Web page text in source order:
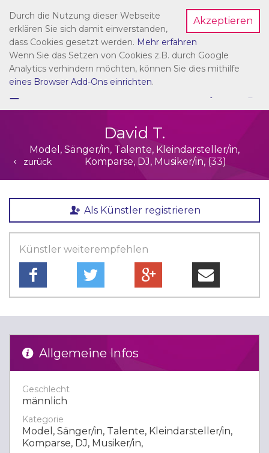
Dein Account
☰
David T.
zurück
Model, Sänger/in, Talente, Kleindarsteller/in,
Komparse, DJ, Musiker/in, (33)
Als Künstler registrieren
Künstler weiterempfehlen
Allgemeine Infos
Geschlecht
männlich
Kategorie
Model, Sänger/in, Talente, Kleindarsteller/in,
Komparse, DJ, Musiker/in,
Akzeptieren
Durch die Nutzung dieser Webseite
erklären Sie sich damit einverstanden,
dass Cookies gesetzt werden. Mehr erfahren
Wenn Sie das Setzen von Cookies z.B. durch Google
Analytics verhindern möchten, können Sie dies mithilfe
eines Browser Add-Ons einrichten.